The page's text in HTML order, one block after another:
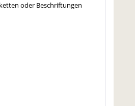
oder Beschriftungen